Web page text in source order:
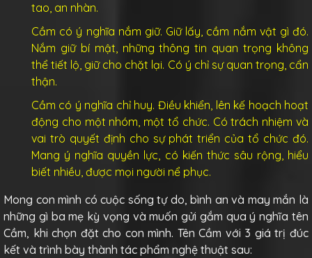
tao, an nhàn.
Cầm có ý nghĩa nắm giữ. Giữ lấy, cầm nắm vật gì đó.
Nắm giữ bí mật, những thông tin quan trọng không
thể tiết lộ, giữ cho chặt lại. Có ý chỉ sự quan trọng, cẩn
thận.
Cầm có ý nghĩa chỉ huy. Điều khiển, lên kế hoạch hoạt
động cho một nhóm, một tổ chức. Có trách nhiệm và
vai trò quyết định cho sự phát triển của tổ chức đó.
Mang ý nghĩa quyền lực, có kiến thức sâu rộng, hiểu
biết nhiều, được mọi người nể phục.
Mong con mình có cuộc sống tự do, bình an và may mắn là
những gì ba mẹ kỳ vọng và muốn gửi gắm qua ý nghĩa tên
Cầm, khi chọn đặt cho con mình. Tên Cầm với 3 giá trị đúc
kết và trình bày thành tác phẩm nghệ thuật sau: